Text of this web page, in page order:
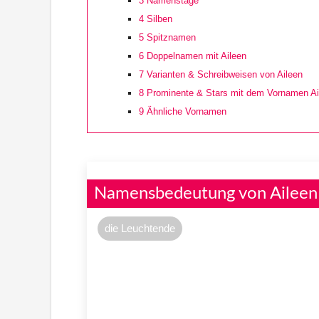
4 Silben
5 Spitznamen
6 Doppelnamen mit Aileen
7 Varianten & Schreibweisen von Aileen
8 Prominente & Stars mit dem Vornamen
9 Ähnliche Vornamen
Namensbedeutung von Aileen
die Leuchtende